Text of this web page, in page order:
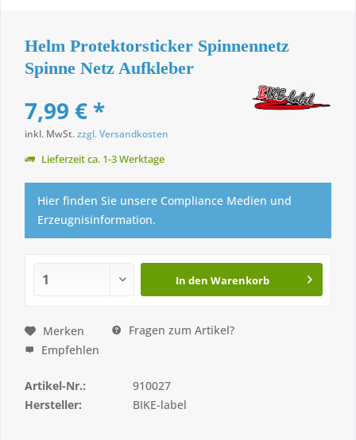
Helm Protektorsticker Spinnennetz
Spinne Netz Aufkleber
7,99 € *
inkl. MwSt.zzgl. Versandkosten
Lieferzeit ca. 1-3 Werktage
Hier finden Sie unsere Compliance Medien und
Erzeugnisinformation.
In den Warenkorb
Merken
Fragen zum Artikel?
Empfehlen
Artikel-Nr.:
910027
Hersteller:
BIKE-label